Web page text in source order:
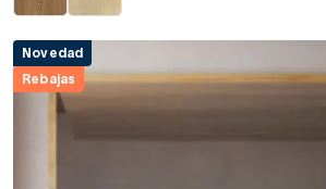
Novedad
Rebajas